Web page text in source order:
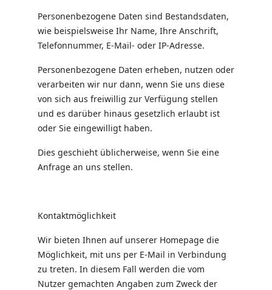
Personenbezogene Daten sind Bestandsdaten,
wie beispielsweise Ihr Name, Ihre Anschrift,
Telefonnummer, E-Mail- oder IP-Adresse.
Personenbezogene Daten erheben, nutzen oder
verarbeiten wir nur dann, wenn Sie uns diese
von sich aus freiwillig zur Verfügung stellen
und es darüber hinaus gesetzlich erlaubt ist
oder Sie eingewilligt haben.
Dies geschieht üblicherweise, wenn Sie eine
Anfrage an uns stellen.
Kontaktmöglichkeit
Wir bieten Ihnen auf unserer Homepage die
Möglichkeit, mit uns per E-Mail in Verbindung
zu treten. In diesem Fall werden die vom
Nutzer gemachten Angaben zum Zweck der